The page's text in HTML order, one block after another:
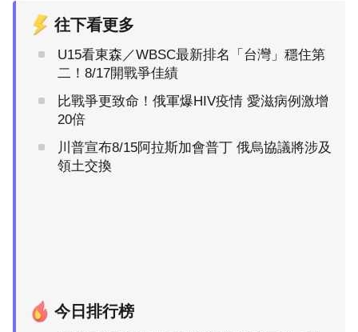
往下看更多
U15看東森／WBSC最新排名「台灣」穩住第
二！8/17開戰爭佳績
比戰爭更致命！俄軍爆HIV疫情 愛滋病例激增
20倍
川普宣布8/15阿拉斯加會普丁 俄烏協議將涉及
領土交換
今日排行榜